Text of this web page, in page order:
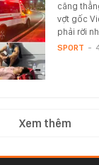
căng
vợt gốc
phải rời
SPORT -
Xem thêm